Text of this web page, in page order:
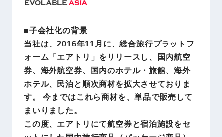
■子会社化の背景
当社は、2016年11月に、総合旅行プラットフ
ォーム「エアトリ」をリリースし、国内航空
券、海外航空券、国内のホテル・旅館、海外
ホテル、民泊と順次商材を拡大させておりま
す。 今まではこれら商材を、単品で販売して
まいりました。
この度、エアトリにて航空券と宿泊施設をセ